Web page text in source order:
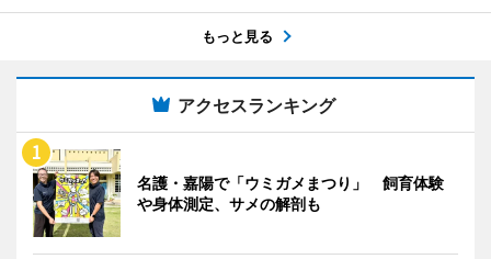
もっと見る
アクセスランキング
名護・嘉陽で「ウミガメまつり」 飼育体験
や身体測定、サメの解剖も